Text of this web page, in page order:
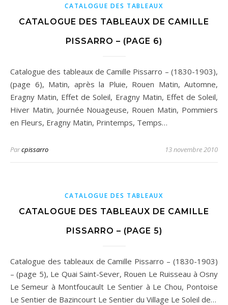
CATALOGUE DES TABLEAUX
CATALOGUE DES TABLEAUX DE CAMILLE
PISSARRO – (PAGE 6)
Catalogue des tableaux de Camille Pissarro – (1830-1903),
(page 6), Matin, après la Pluie, Rouen Matin, Automne,
Eragny Matin, Effet de Soleil, Eragny Matin, Effet de Soleil,
Hiver Matin, Journée Nouageuse, Rouen Matin, Pommiers
en Fleurs, Eragny Matin, Printemps, Temps…
Parcpissarro 13 novembre 2010
CATALOGUE DES TABLEAUX
CATALOGUE DES TABLEAUX DE CAMILLE
PISSARRO – (PAGE 5)
Catalogue des tableaux de Camille Pissarro – (1830-1903)
– (page 5), Le Quai Saint-Sever, Rouen Le Ruisseau à Osny
Le Semeur à Montfoucault Le Sentier à Le Chou, Pontoise
Le Sentier de Bazincourt Le Sentier du Village Le Soleil de…